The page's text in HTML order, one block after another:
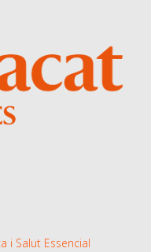
i Salut Essencial